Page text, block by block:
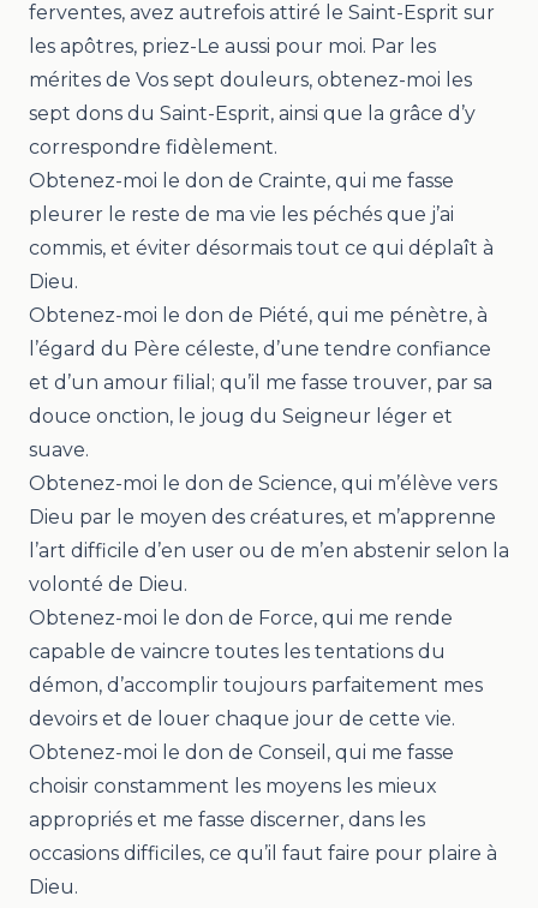
ferventes, avez autrefois attiré le Saint-Esprit sur
les apôtres, priez-Le aussi pour moi. Par les
mérites de Vos sept douleurs, obtenez-moi les
sept dons du Saint-Esprit, ainsi que la grâce d’y
correspondre fidèlement.
Obtenez-moi le don de Crainte, qui me fasse
pleurer le reste de ma vie les péchés que j’ai
commis, et éviter désormais tout ce qui déplaît à
Dieu.
Obtenez-moi le don de Piété, qui me pénètre, à
l’égard du Père céleste, d’une tendre confiance
et d’un amour filial; qu’il me fasse trouver, par sa
douce onction, le joug du Seigneur léger et
suave.
Obtenez-moi le don de Science, qui m’élève vers
Dieu par le moyen des créatures, et m’apprenne
l’art difficile d’en user ou de m’en abstenir selon la
volonté de Dieu.
Obtenez-moi le don de Force, qui me rende
capable de vaincre toutes les tentations du
démon, d’accomplir toujours parfaitement mes
devoirs et de louer chaque jour de cette vie.
Obtenez-moi le don de Conseil, qui me fasse
choisir constamment les moyens les mieux
appropriés et me fasse discerner, dans les
occasions difficiles, ce qu’il faut faire pour plaire à
Dieu.